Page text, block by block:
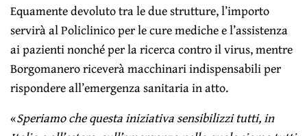
Equamente devoluto tra le due strutture, l’importo
servirà al Policlinico per le cure mediche e l’assistenza
ai pazienti nonché per la ricerca contro il virus, mentre
Borgomanero riceverà macchinari indispensabili per
rispondere all’emergenza sanitaria in atto.
«Speriamo che questa iniziativa sensibilizzi tutti, in